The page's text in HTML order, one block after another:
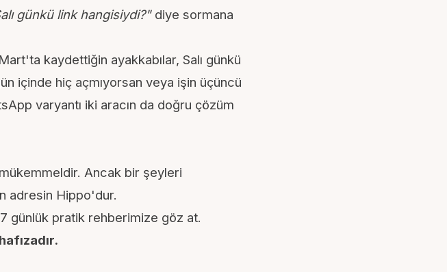
günkü link hangisiydi?"diye sormana
kaydettiğin ayakkabılar, Salı günkü
içinde hiç açmıyorsan veya işin üçüncü
varyantı iki aracın da doğru çözüm
Ancak bir şeyleri
adresin Hippo'dur.
7 günlük pratik rehberimize göz at.
hafızadır.